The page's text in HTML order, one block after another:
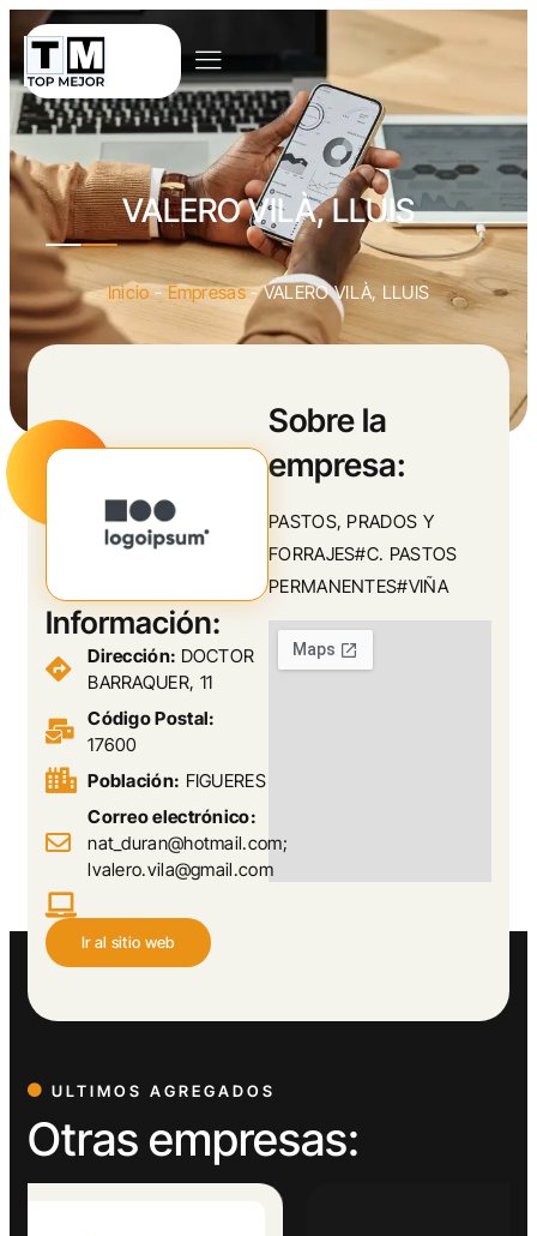
VALERO VILÀ, LLUIS
Inicio-Empresas-VALERO VILÀ, LLUIS
Sobre la
empresa:
PASTOS, PRADOS Y
FORRAJES#C. PASTOS
PERMANENTES#VIÑA
Información:
Dirección: DOCTOR
BARRAQUER, 11
Código Postal:
17600
Población: FIGUERES
Correo electrónico:
nat_duran@hotmail.com;
lvalero.vila@gmail.com
Ir al sitio web
ULTIMOS AGREGADOS
Otras empresas: